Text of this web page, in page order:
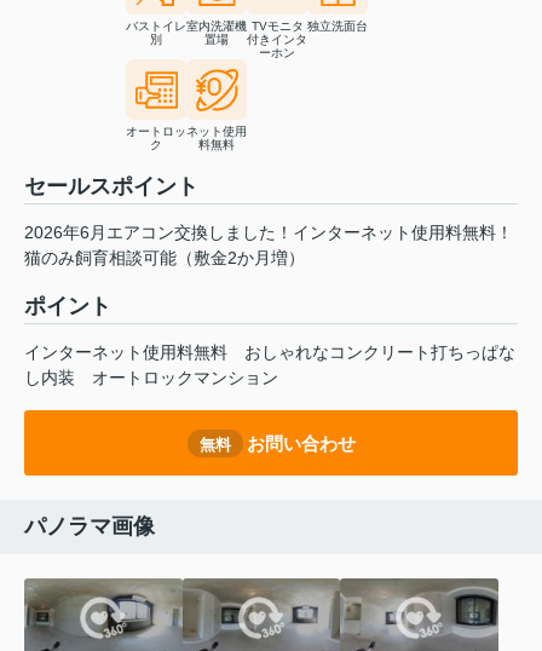
バストイレ
別
室内洗濯機
置場
TVモニタ
付きインタ
ーホン
独立洗面台
オートロッ
ク
ネット使用
料無料
セールスポイント
2026年6月エアコン交換しました！インターネット使用料無料！
猫のみ飼育相談可能（敷金2か月増）
ポイント
インターネット使用料無料
おしゃれなコンクリート打ちっぱな
し内装
オートロックマンション
無料 お問い合わせ
パノラマ画像